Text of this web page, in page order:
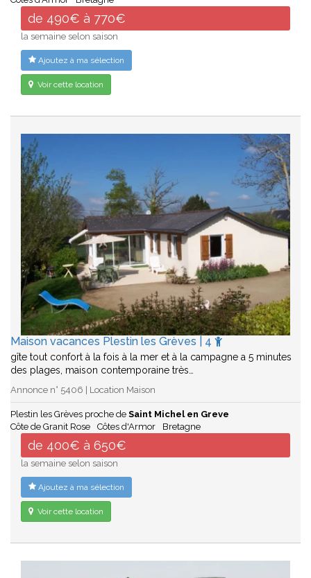
de 490€ à 770€
la semaine selon saison
Ajoutez à ma sélection
Voir cette location
Maison vacances Plestin les Grèves | 4
gîte tout confort à la fois à la mer et à la campagne a 5 minutes
des plages, maison contemporaine très…
Annonce n° 5406 | Location Maison
Plestin les Grèves proche de Saint Michel en Greve
Côte de Granit Rose
Côtes d'Armor Bretagne
de 400€ à 650€
la semaine selon saison
Ajoutez à ma sélection
Voir cette location